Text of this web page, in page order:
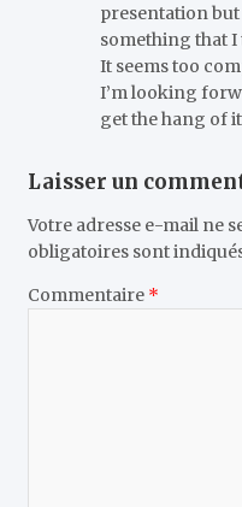
presentation
something that
It seems too
I’m looking
get the hang of
Laisser un
Votre adresse e-mail ne
obligatoires sont
Commentaire *